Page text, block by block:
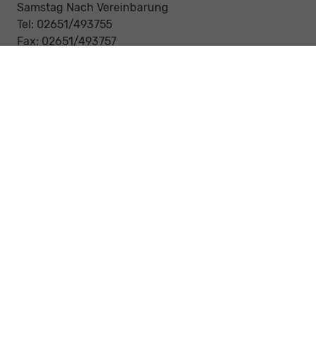
Samstag Nach Vereinbarung
Tel: 02651/493755
Fax: 02651/493757